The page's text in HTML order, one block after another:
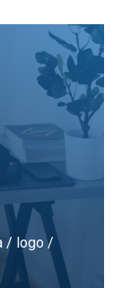
/ logo /